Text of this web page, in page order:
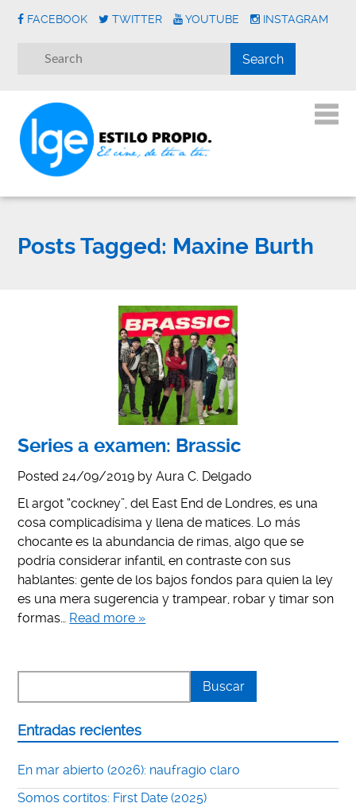
FACEBOOK TWITTER YOUTUBE INSTAGRAM
Posts Tagged: Maxine Burth
Series a examen: Brassic
Posted 24/09/2019 byAura C. Delgado
El argot “cockney”, del East End de Londres, es una
cosa complicadísima y llena de matices. Lo más
chocante es la abundancia de rimas, algo que se
podría considerar infantil, en contraste con sus
hablantes: gente de los bajos fondos para quien la ley
es una mera sugerencia y trampear, robar y timar son
formas… Read more »
Entradas recientes
En mar abierto (2026): naufragio claro
Somos cortitos: First Date (2025)